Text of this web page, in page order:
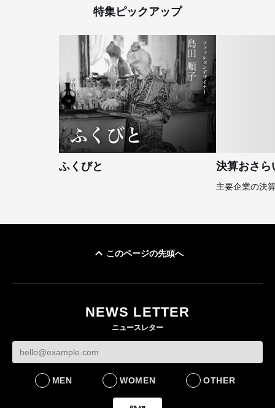
特集ピックアップ
ふくびと 決算おさら
主要企業の決
このページの先頭へ
NEWS LETTER
ニュースレター
MEN WOMEN OTHER